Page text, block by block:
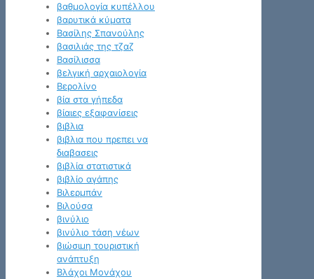
βαθμολογία κυπέλλου
βαρυτικά κύματα
Βασίλης Σπανούλης
βασιλιάς της τζαζ
Βασίλισσα
βελγική αρχαιολογία
Βερολίνο
βία στα γήπεδα
βίαιες εξαφανίσεις
βιβλια
βιβλια που πρεπει να
διαβασεις
βιβλία στατιστικά
βιβλίο αγάπης
Βιλερμπάν
Βιλούσα
βινύλιο
βινύλιο τάση νέων
βιώσιμη τουριστική
ανάπτυξη
Βλάχοι Μονάχου